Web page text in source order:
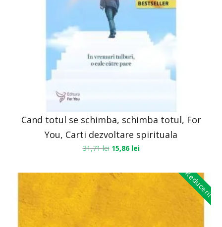
Cand totul se schimba, schimba totul, For
You, Carti dezvoltare spirituala
31,71lei 15,86 lei
Reduceri!